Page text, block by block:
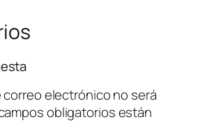
electrónico no será
obligatorios están